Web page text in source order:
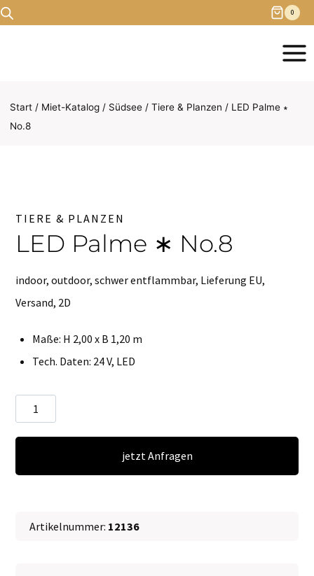
Zum
0
Start / Miet-Katalog / Südsee / Tiere & Planzen / LED Palme ∗
No.8
TIERE & PLANZEN
LED Palme ∗ No.8
indoor, outdoor, schwer entflammbar, Lieferung EU,
Versand, 2D
Maße: H 2,00 x B 1,20 m
Tech. Daten: 24 V, LED
Palme
No.8
jetzt Anfragen
Artikelnummer: 12136